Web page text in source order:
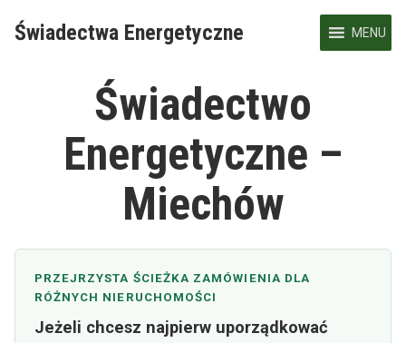
Świadectwa Energetyczne MENU
Świadectwo
Energetyczne –
Miechów
PRZEJRZYSTA ŚCIEŻKA ZAMÓWIENIA DLA
RÓŻNYCH NIERUCHOMOŚCI
Jeżeli chcesz najpierw uporządkować